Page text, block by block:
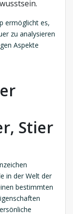
ermöglicht es,
zu analysieren
Aspekte
Stier
in der Welt der
bestimmten